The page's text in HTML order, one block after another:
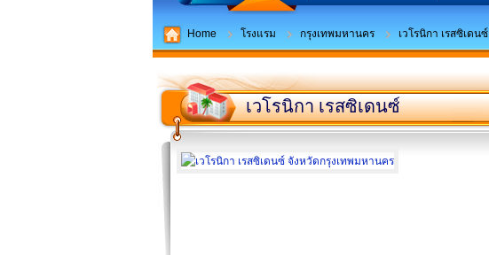
Home โรงแรม กรุงเทพมหานคร เวโรนิกา เรสซิเดนซ์
เวโรนิกา เรสซิเดนซ์